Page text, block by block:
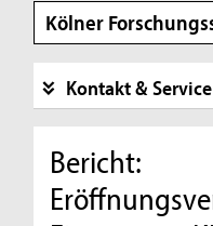
Kölner
Kontakt & Service
Bericht: